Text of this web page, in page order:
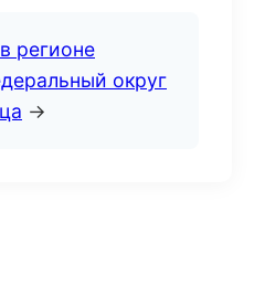
регионе
округ
→